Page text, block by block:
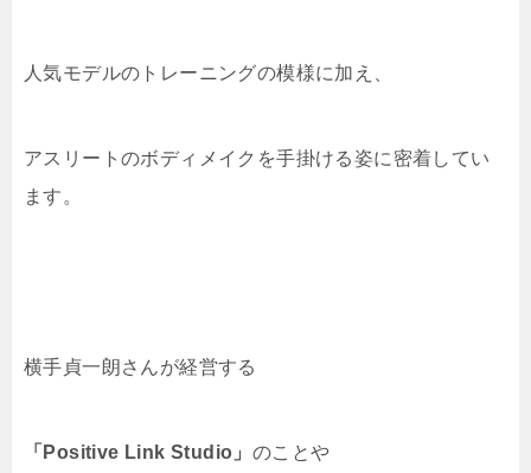
人気モデルのトレーニングの模様に加え、
アスリートのボディメイクを手掛ける姿に密着してい
ます。
横手貞一朗さんが経営する
「Positive Link Studio」 のことや